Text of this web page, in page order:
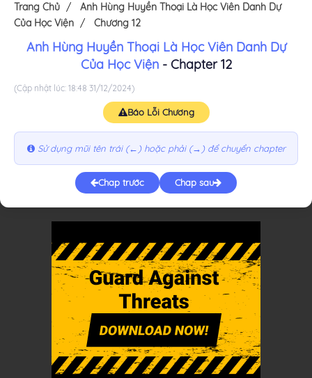
Trang Chủ
Anh Hùng Huyền Thoại Là Học Viên Danh Dự
Của Học Viện
Chương 12
Anh Hùng Huyền Thoại Là Học Viên Danh Dự
Của Học Viện- Chapter 12
(Cập nhật lúc: 18:48 31/12/2024)
Báo Lỗi Chương
Sử dụng mũi tên trái (←) hoặc phải (→) để chuyển chapter
Chap trước Chap sau